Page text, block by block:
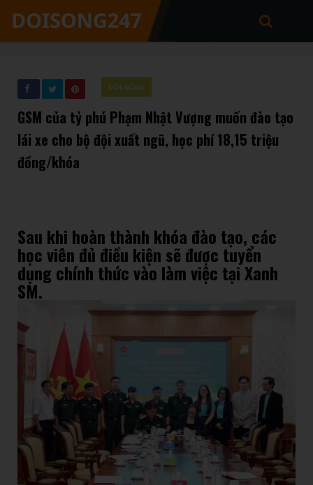
ĐỜI SỐNG
GSM của tỷ phú Phạm Nhật Vượng muốn đào tạo
lái xe cho bộ đội xuất ngũ, học phí 18,15 triệu
đồng/khóa
Sau khi hoàn thành khóa đào tạo, các
học viên đủ điều kiện sẽ được tuyển
dụng chính thức vào làm việc tại Xanh
SM.